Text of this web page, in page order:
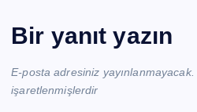
Bir yanıt yazın
E-posta adresiniz yayınlanmayacak.
işaretlenmişlerdir